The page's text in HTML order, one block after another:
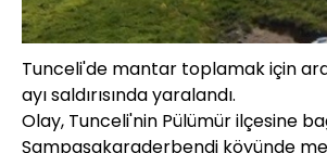
Tunceli'de mantar toplamak için
ayı saldırısında yaralandı.
Olay, Tunceli'nin Pülümür ilçesine
Şampaşakaraderbendi köyünde